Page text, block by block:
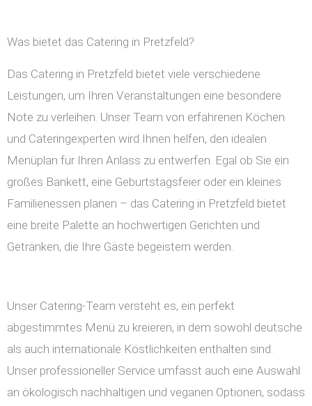
Was bietet das Catering in Pretzfeld?
Das Catering in Pretzfeld bietet viele verschiedene
Leistungen, um Ihren Veranstaltungen eine besondere
Note zu verleihen. Unser Team von erfahrenen Köchen
und Cateringexperten wird Ihnen helfen, den idealen
Menüplan für Ihren Anlass zu entwerfen. Egal ob Sie ein
großes Bankett, eine Geburtstagsfeier oder ein kleines
Familienessen planen – das Catering in Pretzfeld bietet
eine breite Palette an hochwertigen Gerichten und
Getränken, die Ihre Gäste begeistern werden.
Unser Catering-Team versteht es, ein perfekt
abgestimmtes Menü zu kreieren, in dem sowohl deutsche
als auch internationale Köstlichkeiten enthalten sind.
Unser professioneller Service umfasst auch eine Auswahl
an ökologisch nachhaltigen und veganen Optionen, sodass